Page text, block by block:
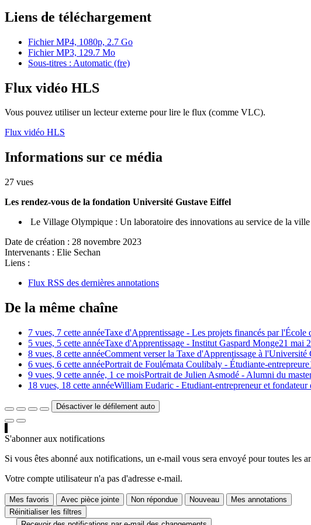
Liens de téléchargement
Fichier MP4, 1080p, 2.7 Go
Fichier MP3, 129.7 Mo
Sous-titres : Automatic (fre)
Flux vidéo HLS
Vous pouvez utiliser un lecteur externe pour lire le flux (comme VLC).
Flux vidéo HLS
Informations sur ce média
27 vues
Les rendez-vous de la fondation Université Gustave Eiffel
Le Village Olympique : Un laboratoire des innovations au service de la ville
Date de création : 28 novembre 2023
Intervenants : Elie Sechan
Liens :
Flux RSS des dernières annotations
De la même chaîne
7 vues, 7 cette annéeTaxe d'Apprentissage - Les projets financés par l'École
5 vues, 5 cette annéeTaxe d'Apprentissage - Institut Gaspard Monge21 mai
8 vues, 8 cette annéeComment verser la Taxe d'Apprentissage à l'Université
6 vues, 6 cette annéePortrait de Foulémata Coulibaly - Étudiante-entrepreure
9 vues, 9 cette année, 1 ce moisPortrait de Julien Asmodé - Alumni du
18 vues, 18 cette annéeWilliam Eudaric - Etudiant-entrepreneur et
Désactiver le défilement auto
S'abonner aux notifications
Si vous êtes abonné aux notifications, un e-mail vous sera envoyé pour toutes les
Votre compte utilisateur n'a pas d'adresse e-mail.
Mes favoris Avec pièce jointe Non répondue Nouveau
Mes annotations
Réinitialiser les filtres